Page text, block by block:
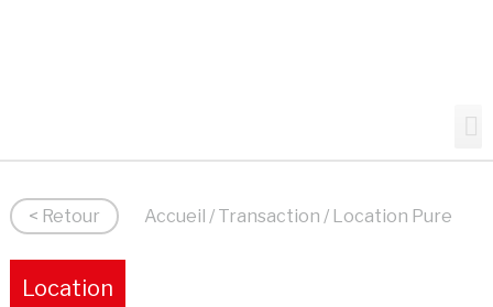
< Retour Accueil / Transaction / Location Pure
Location